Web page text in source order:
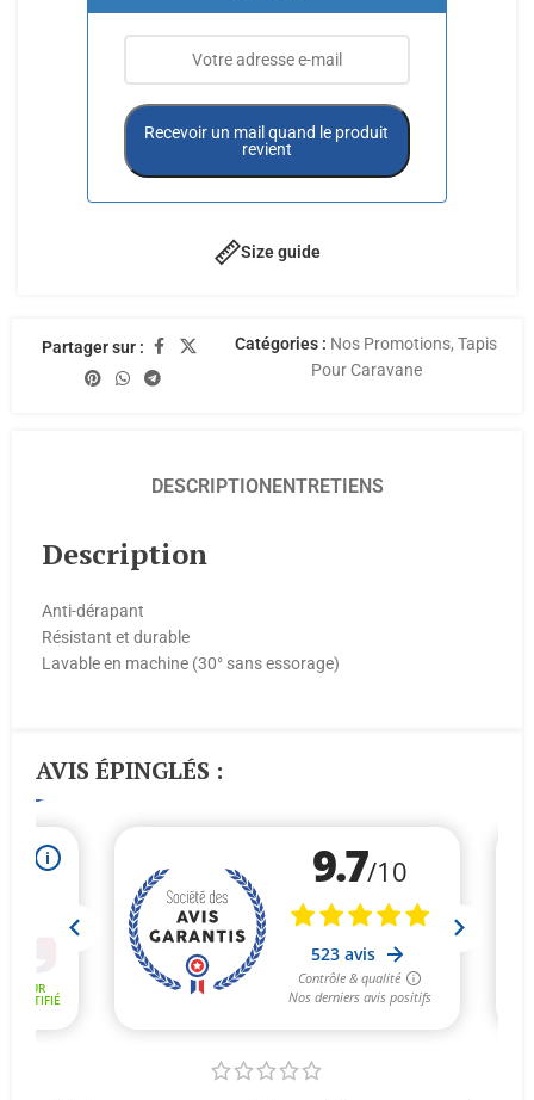
Recevoir un mail quand le produit
revient
Size guide
Partager sur : Catégories : Nos Promotions, Tapis
Pour Caravane
DESCRIPTIONENTRETIENS
Description
Anti-dérapant
Résistant et durable
Lavable en machine (30° sans essorage)
AVIS ÉPINGLÉS :